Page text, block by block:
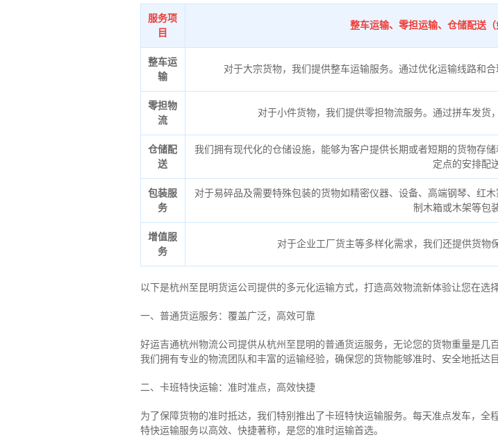
服务项
目
整车运输、零担运输、仓储配送（
整车运
输
对于大宗货物，我们提供整车运输服务。通过优化运输线路和
零担物
流
对于小件货物，我们提供零担物流服务。通过拼车发货
仓储配
送
我们拥有现代化的仓储设施，能够为客户提供长期或者短期的货物存
定点的安排配送
包装服
务
对于易碎品及需要特殊包装的货物如精密仪器、设备、高端钢琴、红
制木箱或木架等包
增值服
务
对于企业工厂货主等多样化需求，我们还提供货物
以下是杭州至昆明货运公司提供的多元化运输方式，打造高效物流新体验让您在选
一、普通货运服务：覆盖广泛，高效可靠
好运吉通杭州物流公司提供从杭州至昆明的普通货运服务，无论您的货物重量是几
我们拥有专业的物流团队和丰富的运输经验，确保您的货物能够准时、安全地抵达目
二、卡班特快运输：准时准点，高效快捷
为了保障货物的准时抵达，我们特别推出了卡班特快运输服务。每天准点发车，
特快运输服务以高效、快捷著称，是您的准时运输首选。